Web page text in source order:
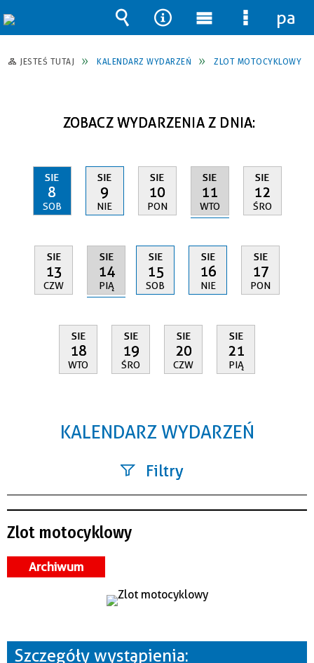
JESTEŚ TUTAJ KALENDARZ WYDARZEŃ ZLOT MOTOCYKLOWY
ZOBACZ WYDARZENIA Z DNIA:
SIE
8
SOB
SIE
9
NIE
SIE
10
PON
SIE
11
WTO
SIE
12
ŚRO
SIE
13
CZW
SIE
14
PIĄ
SIE
15
SOB
SIE
16
NIE
SIE
17
PON
SIE
18
WTO
SIE
19
ŚRO
SIE
20
CZW
SIE
21
PIĄ
KALENDARZ WYDARZEŃ
Filtry
Kategoria
—
Zlot motocyklowy
Archiwum
Szczegóły wystąpienia:
Wyszukiwarka
Narzędzia
Menu
główne
Menu